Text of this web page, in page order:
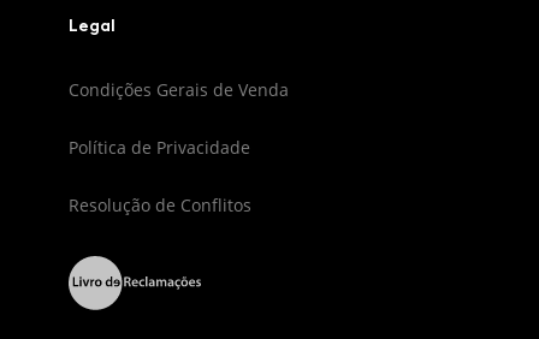
Legal
Condições Gerais de Venda
Política de Privacidade
Resolução de Conflitos